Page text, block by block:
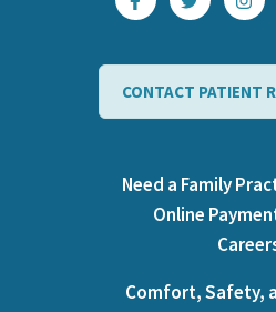
CONTACT PATIENT
Need a Family
Online
Comfort, Safety,